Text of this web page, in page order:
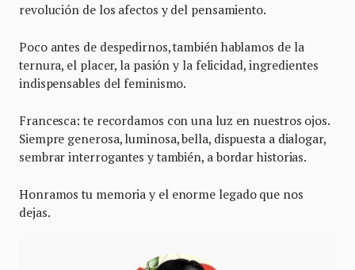
revolución de los afectos y del pensamiento.
Poco antes de despedirnos, también hablamos de la
ternura, el placer, la pasión y la felicidad, ingredientes
indispensables del feminismo.
Francesca: te recordamos con una luz en nuestros ojos.
Siempre generosa, luminosa, bella, dispuesta a dialogar,
sembrar interrogantes y también, a bordar historias.
Honramos tu memoria y el enorme legado que nos
dejas.